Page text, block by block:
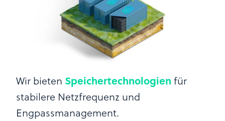
Wir bieten Speichertechnologien für
stabilere Netzfrequenz und
Engpassmanagement.